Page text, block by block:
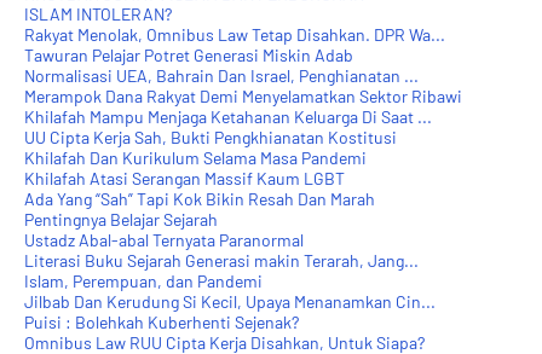
ISLAM INTOLERAN?
Rakyat Menolak, Omnibus Law Tetap Disahkan. DPR Wa...
Tawuran Pelajar Potret Generasi Miskin Adab
Normalisasi UEA, Bahrain Dan Israel, Penghianatan ...
Merampok Dana Rakyat Demi Menyelamatkan Sektor Ribawi
Khilafah Mampu Menjaga Ketahanan Keluarga Di Saat ...
UU Cipta Kerja Sah, Bukti Pengkhianatan Kostitusi
Khilafah Dan Kurikulum Selama Masa Pandemi
Khilafah Atasi Serangan Massif Kaum LGBT
Ada Yang “Sah” Tapi Kok Bikin Resah Dan Marah
Pentingnya Belajar Sejarah
Ustadz Abal-abal Ternyata Paranormal
Literasi Buku Sejarah Generasi makin Terarah, Jang...
Islam, Perempuan, dan Pandemi
Jilbab Dan Kerudung Si Kecil, Upaya Menanamkan Cin...
Puisi : Bolehkah Kuberhenti Sejenak?
Omnibus Law RUU Cipta Kerja Disahkan, Untuk Siapa?